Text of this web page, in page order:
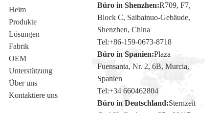
Heim
Produkte
Lösungen
Fabrik
OEM
Unterstützung
Über uns
Kontaktiere uns
Büro in Shenzhen:R709, F7,
Block C, Saibainuo-Gebäude,
Shenzhen, China
Tel:+86-159-0673-8718
Büro in Spanien:Plaza
Fuensanta, Nr. 2, 6B, Murcia,
Spanien
Tel:+34 660462804
Büro in Deutschland:Sternzeit